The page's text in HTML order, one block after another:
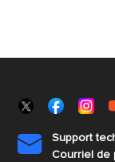

Support
Courriel de